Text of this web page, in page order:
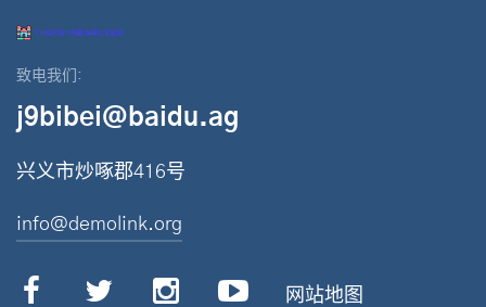
致电我们:
j9bibei@baidu.ag
兴义市炒啄郡416号
info@demolink.org
网站地图